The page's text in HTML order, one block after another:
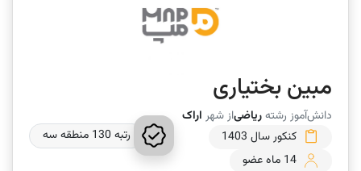
مبین بختیاری
دانش‌آموز رشتهریاضیاز شهر اراک
کنکور سال 1403
14 ماه عضو
رتبه 130 منطقه سه